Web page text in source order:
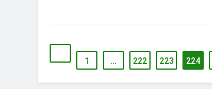
1 … 222 223 224